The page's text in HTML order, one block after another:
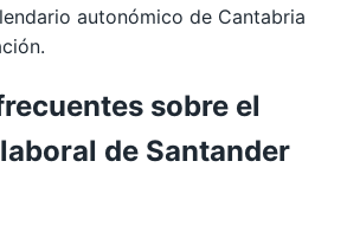
autonómico de Cantabria
sobre el
de Santander